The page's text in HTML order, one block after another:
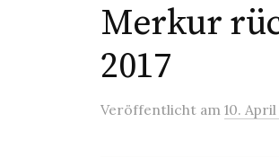
Merkur
2017
Veröffentlicht am 10. April